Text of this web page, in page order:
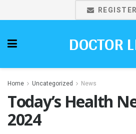
REGISTER
DOCTOR
Home Uncategorized News
Today’s Health
2024